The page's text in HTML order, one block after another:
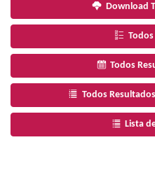
Download
Todos
Todos
Lista